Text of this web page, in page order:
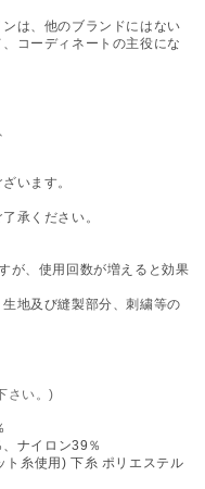
は、他のブランドにはない
コーディネートの主役にな
います。
承ください。
が、使用回数が増えると効果
地及び縫製部分、刺繍等の
さい。)
ナイロン39％
糸使用) 下糸 ポリエステル